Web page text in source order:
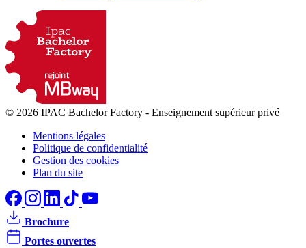
© 2026 IPAC Bachelor Factory - Enseignement supérieur privé
Mentions légales
Politique de confidentialité
Gestion des cookies
Plan du site
Brochure
Portes ouvertes